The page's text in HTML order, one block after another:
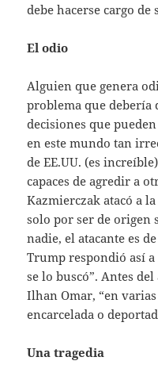
debe hacerse cargo de
El odio
Alguien que genera
problema que
decisiones que
en este mundo tan
de EE.UU. (es
capaces de agredir a
Kazmierczak atacó a
solo por ser de origen
nadie, el atacante es
Trump respondió así
se lo buscó”. Antes
Ilhan Omar, “en
encarcelada o
Una tragedia